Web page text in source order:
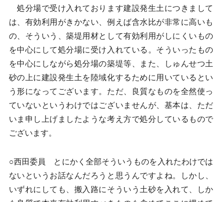
処分場で受け入れております建設発生土につきまして
は、有効利用がきかない、例えば含水比が非常に高いも
の、そういう、築堤用材として有効利用がしにくいもの
を中心にして処分場に受け入れている。そういったもの
を中心にしながら処分場の築堤等、また、しゅんせつ土
砂の上に建設発生土を陸域化するために用いているとい
う形になってございます。ただ、良質なものを全然使っ
ていないというわけではございませんが、基本は、ただ
いま申し上げましたような考え方で処分しているもので
ございます。
○西田委員 とにかく全部そういうものを入れたわけでは
ないというお話なんだろうと思うんですよね。しかし、
いずれにしても、搬入路にそういう土砂を入れて、しか